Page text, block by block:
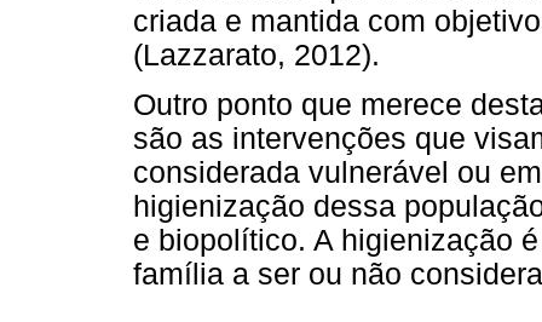
criada e mantida com
(Lazzarato, 2012).
Outro ponto que merece
são as intervenções que
considerada vulnerável ou
higienização dessa
e biopolítico. A higienização
família a ser ou não